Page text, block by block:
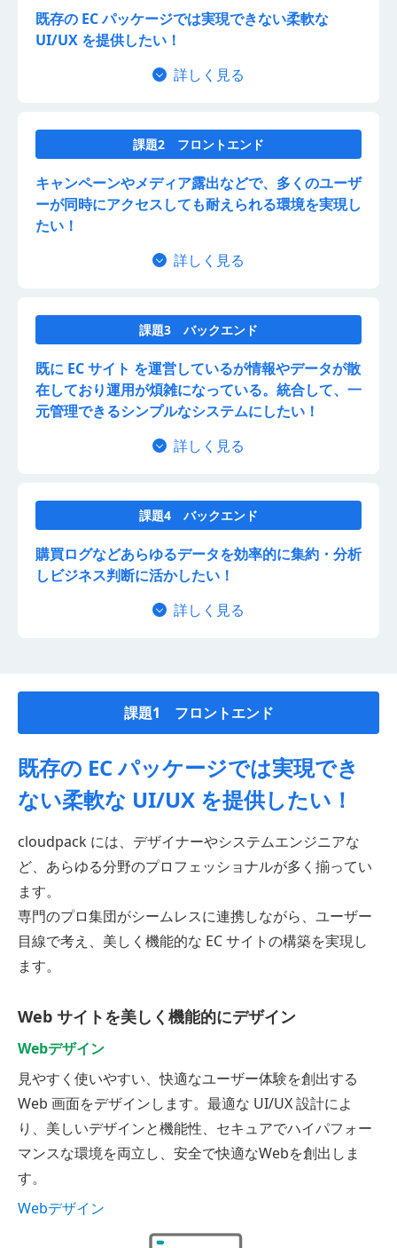
既存の EC パッケージでは実現できない柔軟な
UI/UX を提供したい！
詳しく見る
課題2 フロントエンド
キャンペーンやメディア露出などで、多くのユーザ
ーが同時にアクセスしても耐えられる環境を実現し
たい！
詳しく見る
課題3 バックエンド
既に EC サイト を運営しているが情報やデータが散
在しており運用が煩雑になっている。 統合して、一
元管理できるシンプルなシステムにしたい！
詳しく見る
課題4 バックエンド
購買ログなどあらゆるデータを効率的に集約・分析
しビジネス判断に活かしたい！
詳しく見る
課題1 フロントエンド
既存の EC パッケージでは実現でき
ない柔軟な UI/UX を提供したい！
cloudpack には、デザイナーやシステムエンジニアな
ど、あらゆる分野のプロフェッショナルが多く揃ってい
ます。
専門のプロ集団がシームレスに連携しながら、ユーザー
目線で考え、美しく機能的な EC サイトの構築を実現し
ます。
Web サイトを美しく機能的にデザイン
Webデザイン
見やすく使いやすい、快適なユーザー体験を創出する
Web 画面をデザインします。最適な UI/UX 設計によ
り、美しいデザインと機能性、セキュアでハイパフォー
マンスな環境を両立し、安全で快適なWebを創出しま
す。
Webデザイン